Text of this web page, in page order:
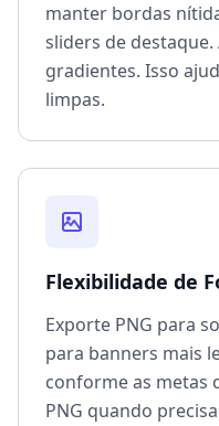
manter bordas
sliders de
gradientes. Isso
limpas.
Flexibilidade de
Exporte PNG para
para banners mais
conforme as metas
PNG quando